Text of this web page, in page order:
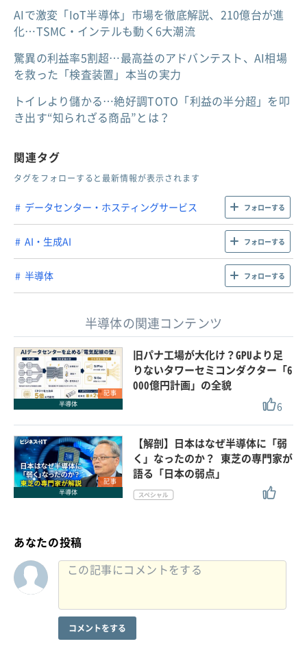
AIで激変「IoT半導体」市場を徹底解説、210億台が進
化…TSMC・インテルも動く6大潮流
驚異の利益率5割超…最高益のアドバンテスト、AI相場
を救った「検査装置」本当の実力
トイレより儲かる…絶好調TOTO「利益の半分超」を叩
き出す“知られざる商品”とは？
関連タグ
タグをフォローすると最新情報が表示されます
データセンター・ホスティングサービス フォローする
AI・生成AI フォローする
半導体 フォローする
半導体の関連コンテンツ
記事
半導体
旧パナ工場が大化け？GPUより足
りないタワーセミコンダクター「6
000億円計画」の全貌
6
記事
半導体
【解剖】日本はなぜ半導体に「弱
く」なったのか？ 東芝の専門家が
語る「日本の弱点」
あなたの投稿
コメントをする